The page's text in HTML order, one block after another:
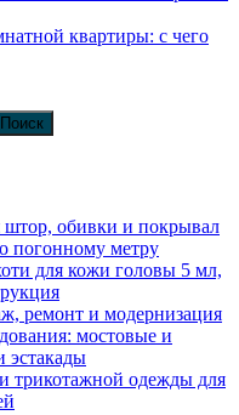
квартиры: с чего
Поиск
штор, обивки и покрывал
погонному метру
для кожи головы 5 мл,
ремонт и модернизация
мостовые и
трикотажной одежды для